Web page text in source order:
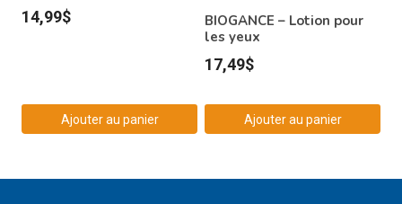
14,99$
Ajouter au panier
BIOGANCE – Lotion pour
les yeux
17,49$
Ajouter au panier